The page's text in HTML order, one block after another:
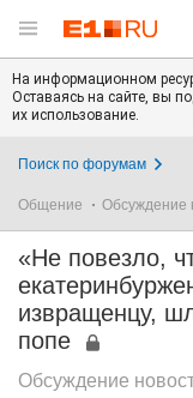
На информационном
Оставаясь на сайте, вы
их использование.
Поиск по форумам
Общение Обсуждение
«Не повезло,
извращенцу,
попе
Обсуждение